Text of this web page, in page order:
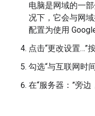
电脑是网域的一
况下，它会与网
配置为使用
点击“更改设置…”按
勾选“与互联网时
在“服务器：”旁边